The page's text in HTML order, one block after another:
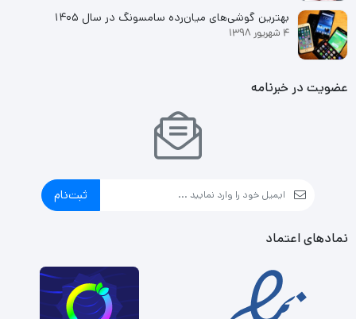
بهترین گوشی‌های میان‌رده سامسونگ در سال ۱۴۰۵
4 شهریور 1398
عضویت در خبرنامه
ثبت‌نام
نمادهای اعتماد